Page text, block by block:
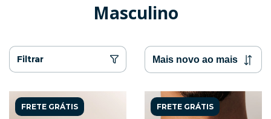
Masculino
Filtrar
FRETE GRÁTIS FRETE GRÁTIS